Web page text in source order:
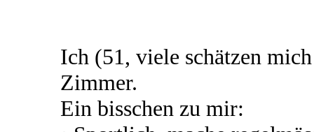
Ich (51, viele schätzen
Zimmer.
Ein bisschen zu mir: